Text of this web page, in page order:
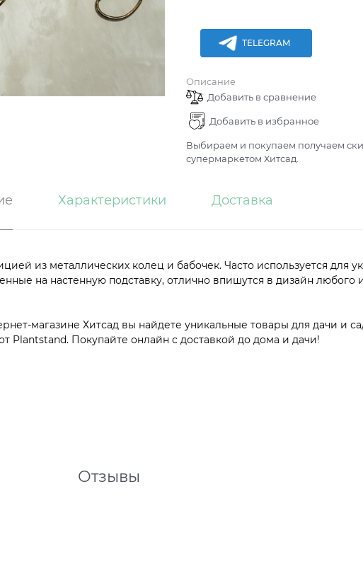
TELEGRAM
Описание
Добавить в сравнение
Добавить в избранное
Выбираем и покупаем получаем
супермаркетом Хитсад.
Характеристики Доставка
из металлических колец и бабочек. Часто используется
на настенную подставку, отлично впишутся в дизайн любого
магазине Хитсад вы найдете уникальные товары для дачи и
Plantstand. Покупайте онлайн с доставкой до дома и дачи!
Отзывы